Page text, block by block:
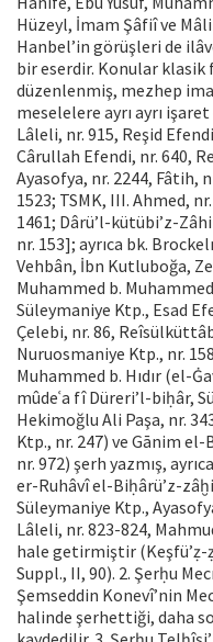
Hüzeyl, İmam Şâfiî ve
Hanbel’in görüşleri de
bir eserdir. Konular klasik
düzenlenmiş, mezhep
meselelere ayrı ayrı
Lâleli, nr. 915, Reşid
Cârullah Efendi, nr. 640,
Ayasofya, nr. 2244, Fâtih,
1523; TSMK, III. Ahmed,
1461; Dârü’l-kütübi’z-
nr. 153]; ayrıca bk.
Vehbân, İbn Kutluboğa,
Muhammed b.
Süleymaniye Ktp., Esad
Çelebi, nr. 86,
Nuruosmaniye Ktp., nr.
Muhammed b. Hıdır (el-
mûdeʿa fî Düreri’l-biḥâr,
Hekimoğlu Ali Paşa, nr.
Ktp., nr. 247) ve Gānim
nr. 972) şerh yazmış,
er-Ruhâvî el-Biḥârü’z-
Süleymaniye Ktp.,
Lâleli, nr. 823-824,
hale getirmiştir (Keşfü’ẓ-
Suppl., II, 90). 2. Şerḥu
Şemseddin Konevî’nin
halinde şerhettiği, daha